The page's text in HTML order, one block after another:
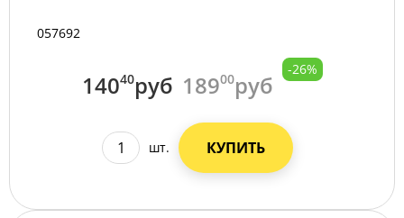
057692
14040руб 18900руб
-26%
шт. КУПИТЬ